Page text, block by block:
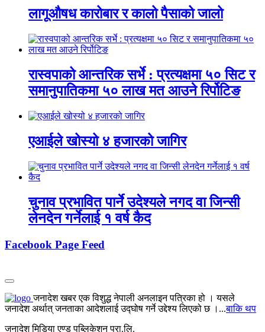
लागूऔषध कारोबार र कालो पैसाको जालो
रास्वपाको आन्तरिक सर्भे : प्रत्यक्षमा ५० सिट र
समानुपातिकमा ५० लाख मत आउने रिर्पोटिङ
एआईले खोस्यो ४ हजारको जागिर
चुनाव प्रभावित पार्ने उदेश्यले नगद वा जिन्सी
लेनदेन गर्नेलाई १ वर्ष कैद
Facebook Page Feed
जनादेश खबर एक विशुद्ध नेपाली अनलाइन पत्रिका हो । यसले
जनादेश अर्थात् जनताका आदेशलाई उद्घोष गर्ने उद्देश्य लिएको छ ।...बाकि थप
जनादेश मिडिया एण्ड पब्लिकेशन प्रा.लि.